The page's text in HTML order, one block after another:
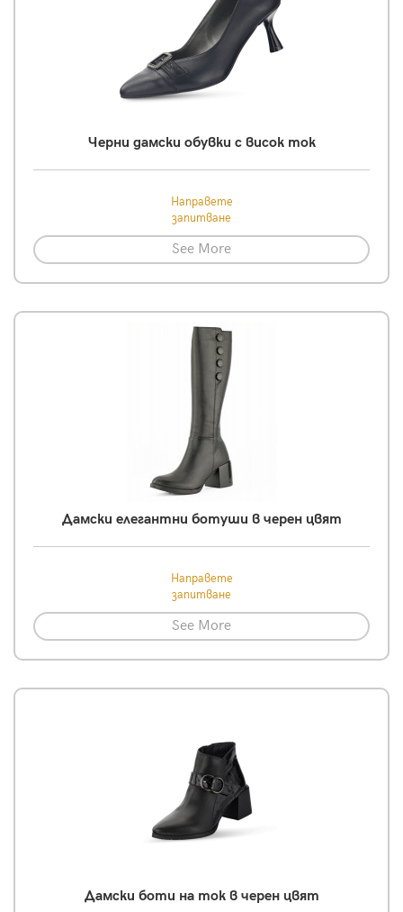
Черни дамски обувки с висок ток
Направете
запитване
See More
Дамски елегантни ботуши в черен цвят
Направете
запитване
See More
Дамски боти на ток в черен цвят